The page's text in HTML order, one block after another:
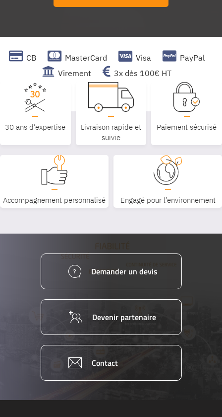
CB MasterCard Visa
PayPal
Virement
3x dès 100€ HT
30 ans d’expertise
Livraison rapide et
suivie
Paiement sécurisé
Accompagnement personnalisé Engagé pour l’environnement
Demander un devis
Devenir partenaire
Contact